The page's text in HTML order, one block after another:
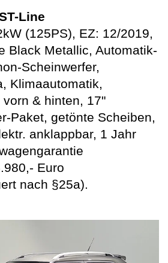
Line
(125PS), EZ: 12/2019,
Black Metallic, Automatik-
Scheinwerfer,
Klimaautomatik,
& hinten, 17"
Paket, getönte Scheiben,
anklappbar, 1 Jahr
Euro
nach §25a).